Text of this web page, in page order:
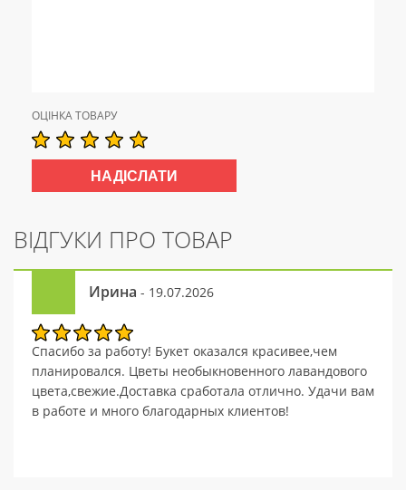
ОЦІНКА ТОВАРУ
ВІДГУКИ ПРО ТОВАР
Ирина - 19.07.2026
Спасибо за работу! Букет оказался красивее,чем
планировался. Цветы необыкновенного лавандового
цвета,свежие.Доставка сработала отлично. Удачи вам
в работе и много благодарных клиентов!